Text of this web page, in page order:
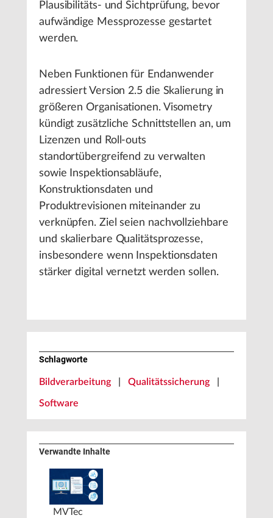
Plausibilitäts- und Sichtprüfung, bevor
aufwändige Messprozesse gestartet
werden.
Neben Funktionen für Endanwender
adressiert Version 2.5 die Skalierung in
größeren Organisationen. Visometry
kündigt zusätzliche Schnittstellen an, um
Lizenzen und Roll-outs
standortübergreifend zu verwalten
sowie Inspektionsabläufe,
Konstruktionsdaten und
Produktrevisionen miteinander zu
verknüpfen. Ziel seien nachvollziehbare
und skalierbare Qualitätsprozesse,
insbesondere wenn Inspektionsdaten
stärker digital vernetzt werden sollen.
Schlagworte
Bildverarbeitung Qualitätssicherung
Software
Verwandte Inhalte
MVTec